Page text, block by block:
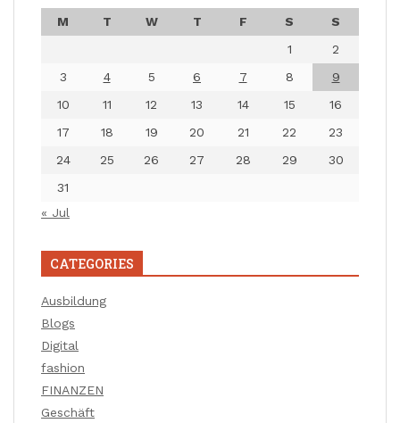
M T W T F S
S
1
2
3
4 5 6 7 8
9
10
11 12 13 14 15
16
17
18 19 20 21 22
23
24
25 26 27 28 29
30
31
« Jul
CATEGORIES
Ausbildung
Blogs
Digital
fashion
FINANZEN
Geschäft